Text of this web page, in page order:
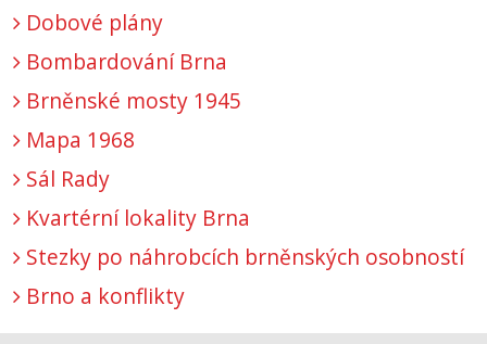
Dobové plány
Bombardování Brna
Brněnské mosty 1945
Mapa 1968
Sál Rady
Kvartérní lokality Brna
Stezky po náhrobcích brněnských osobností
Brno a konflikty